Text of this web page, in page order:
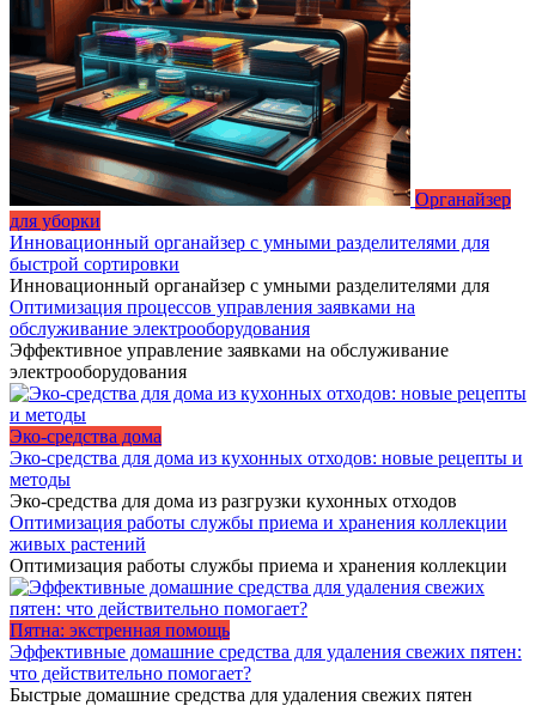
Органайзер
для уборки
Инновационный органайзер с умными разделителями для
быстрой сортировки
Инновационный органайзер с умными разделителями для
Оптимизация процессов управления заявками на
обслуживание электрооборудования
Эффективное управление заявками на обслуживание
электрооборудования
Эко-средства дома
Эко-средства для дома из кухонных отходов: новые рецепты и
методы
Эко-средства для дома из разгрузки кухонных отходов
Оптимизация работы службы приема и хранения коллекции
живых растений
Оптимизация работы службы приема и хранения коллекции
Пятна: экстренная помощь
Эффективные домашние средства для удаления свежих пятен:
что действительно помогает?
Быстрые домашние средства для удаления свежих пятен